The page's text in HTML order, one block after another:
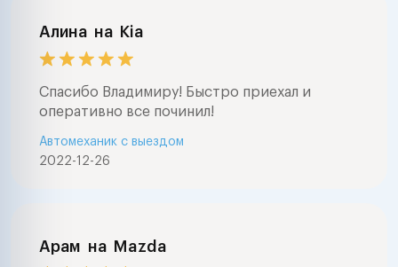
Алина на Kia
Спасибо Владимиру! Быстро приехал и
оперативно все починил!
2022-12-26
Автомеханик с выездом
Арам на Mazda